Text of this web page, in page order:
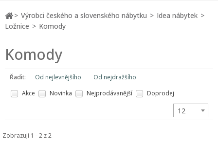
Výrobci českého a slovenského nábytku
Idea nábytek
Ložnice
Komody
Komody
Řadit: Od nejlevnějšího
Od nejdražšího
Akce
Novinka Nejprodávanější Doprodej
12
Zobrazuji 1 - 2 z 2